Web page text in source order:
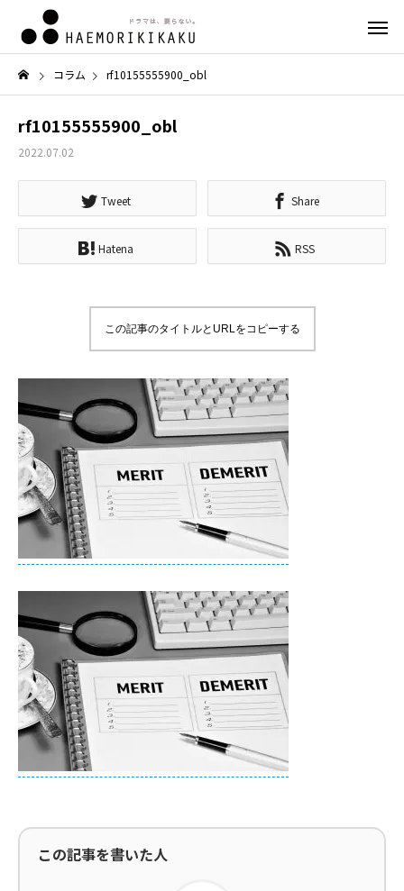
コラム rf10155555900_obl
rf10155555900_obl
2022.07.02
Tweet Share
Hatena RSS
この記事のタイトルとURLをコピーする
この記事を書いた人